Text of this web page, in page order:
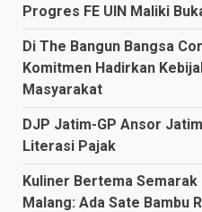
Progres FE UIN Maliki
Di The Bangun Bangsa
Komitmen Hadirkan
Masyarakat
DJP Jatim-GP Ansor
Literasi Pajak
Kuliner Bertema
Malang: Ada Sate Bambu